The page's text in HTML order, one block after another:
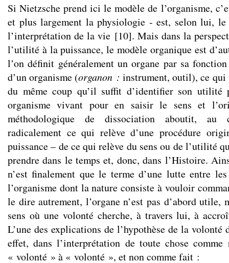
Si Nietzsche prend ici le modèle de l’organisme,
et plus largement la physiologie - est, selon lui,
l’interprétation de la vie [10]. Mais dans la
l’utilité à la puissance, le modèle organique est
l’on définit généralement un organe par sa
d’un organisme (organon : instrument, outil), ce qui
du même coup qu’il suffit d’identifier son utilité
organisme vivant pour en saisir le sens et
méthodologique de dissociation aboutit, au
radicalement ce qui relève d’une procédure
puissance – de ce qui relève du sens ou de l’utilité
prendre dans le temps et, donc, dans l’Histoire.
n’est finalement que le terme d’une lutte entre
l’organisme dont la nature consiste à vouloir
le dire autrement, l’organe n’est pas d’abord utile,
sens où une volonté cherche, à travers lui, à
L’une des explications de l’hypothèse de la volonté
effet, dans l’interprétation de toute chose comme
« volonté » à « volonté », et non comme fait :